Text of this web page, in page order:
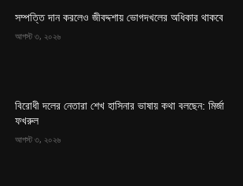
সম্পত্তি দান করলেও জীবদ্দশায় ভোগদখলের অধিকার থাকবে
আগস্ট ৩, ২০২৬
বিরোধী দলের নেতারা শেখ হাসিনার ভাষায় কথা বলছেন: মির্জা
ফখরুল
আগস্ট ৩, ২০২৬